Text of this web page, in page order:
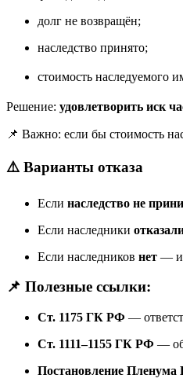
долг не возвращён;
наследство принято;
стоимость наследуемого
Решение: удовлетворить иск
📌 Важно: если бы стоимость
⚠️ Варианты отказа
Если наследство не
Если наследники
Если наследников нет —
📌 Полезные ссылки:
Ст. 1175 ГК РФ —
Ст. 1111–1155 ГК РФ —
Постановление